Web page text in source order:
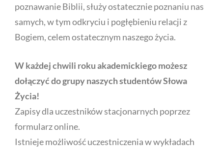
poznawanie Biblii, służy ostatecznie poznaniu nas
samych, w tym odkryciu i pogłębieniu relacji z
Bogiem, celem ostatecznym naszego życia.
W każdej chwili roku akademickiego możesz
dołączyć do grupy naszych studentów Słowa
Życia!
Zapisy dla uczestników stacjonarnych poprzez
formularz online.
Istnieje możliwość uczestniczenia w wykładach